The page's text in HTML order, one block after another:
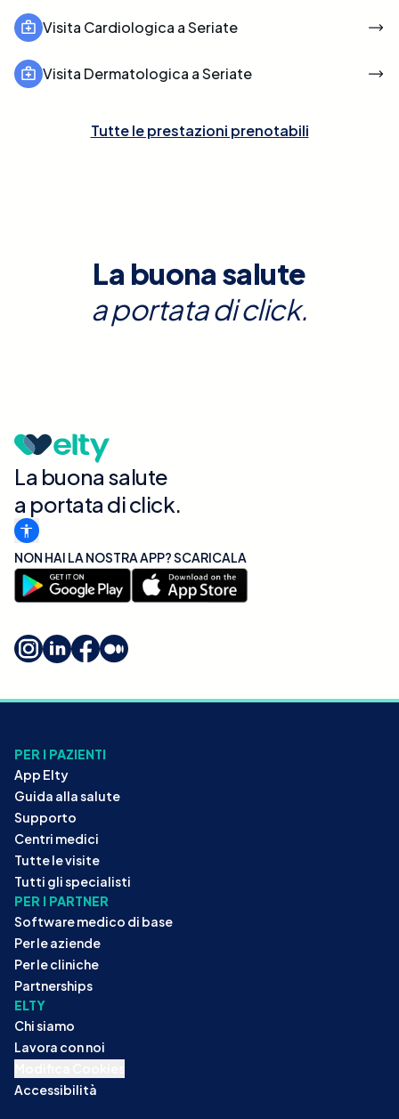
Visita Cardiologica a Seriate
Visita Dermatologica a Seriate
Tutte le prestazioni prenotabili
La buona salute
a portata di click.
La buona salute
a portata di click.
NON HAI LA NOSTRA APP? SCARICALA
PER I PAZIENTI
App Elty
Guida alla salute
Supporto
Centri medici
Tutte le visite
Tutti gli specialisti
PER I PARTNER
Software medico di base
Per le aziende
Per le cliniche
Partnerships
ELTY
Chi siamo
Lavora con noi
Accessibilità